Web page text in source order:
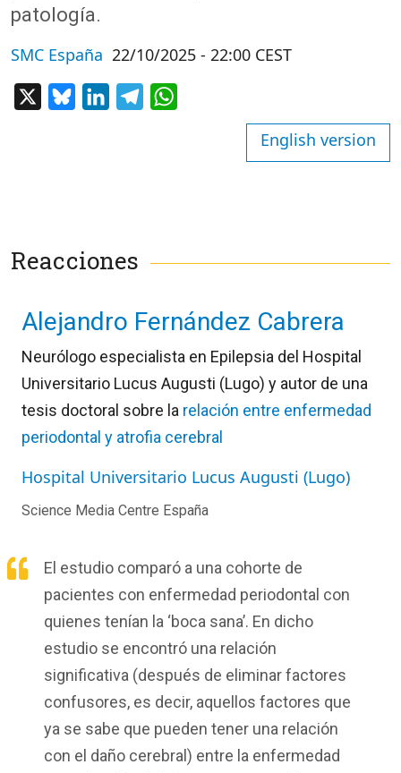
patología.
SMC España 22/10/2025 - 22:00 CEST
BlueskyLinkedInTelegram
English version
Reacciones
Alejandro Fernández Cabrera
Neurólogo especialista en Epilepsia del Hospital
Universitario Lucus Augusti (Lugo) y autor de una
tesis doctoral sobre la relación entre enfermedad
periodontal y atrofia cerebral
Hospital Universitario Lucus Augusti (Lugo)
Science Media Centre España
El estudio comparó a una cohorte de
pacientes con enfermedad periodontal con
quienes tenían la ‘boca sana’. En dicho
estudio se encontró una relación
significativa (después de eliminar factores
confusores, es decir, aquellos factores que
ya se sabe que pueden tener una relación
con el daño cerebral) entre la enfermedad